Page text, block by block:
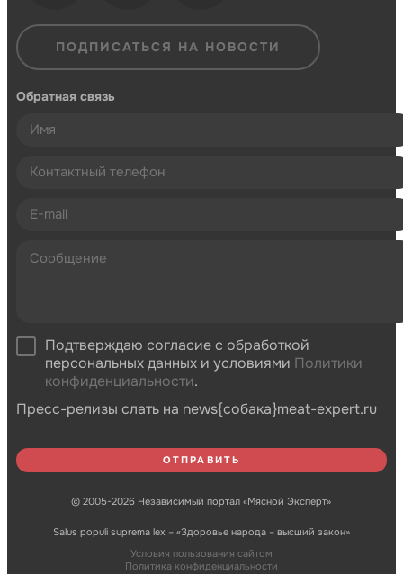
ПОДПИСАТЬСЯ НА НОВОСТИ
Обратная связь
Подтверждаю согласие с обработкой
персональных данных и условиями Политики
конфиденциальности.
Пресс-релизы слать на news{собака}meat-expert.ru
© 2005-2026 Независимый портал «Мясной Эксперт»
Salus populi suprema lex – «Здоровье народа – высший закон»
Условия пользования сайтом
Политика конфиденциальности